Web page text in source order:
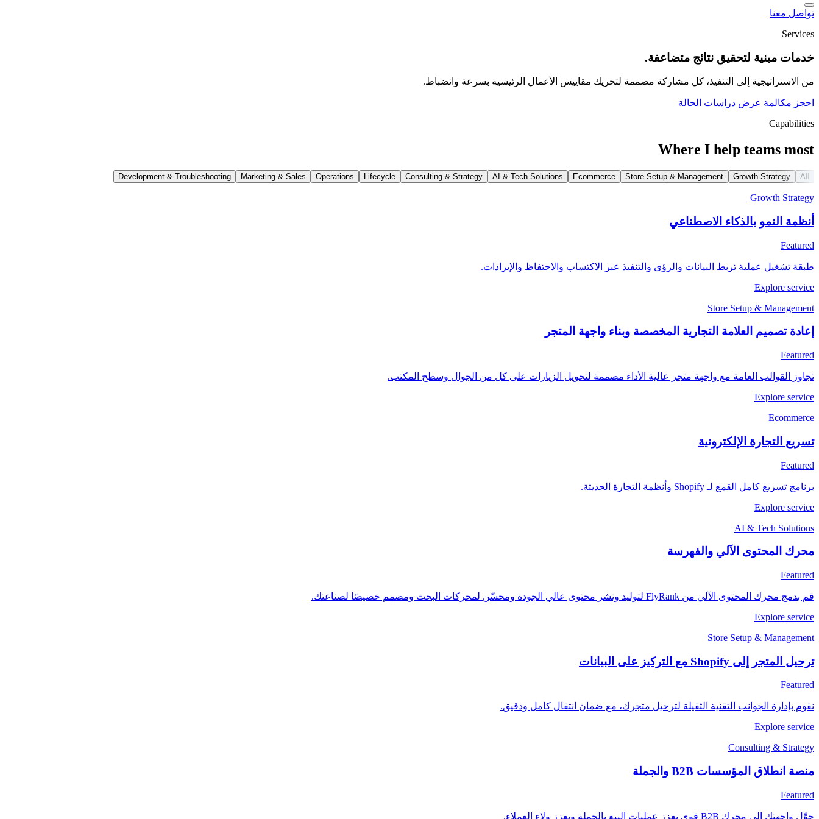
تواصل معنا
Services
خدمات مبنية لتحقيق نتائج متضاعفة.
من الاستراتيجية إلى التنفيذ، كل مشاركة مصممة لتحريك مقاييس الأعمال الرئيسية بسرعة وانضباط.
احجز مكالمة عرض دراسات الحالة
Capabilities
Where I help teams most
All
Growth Strategy
Store Setup & Management
Ecommerce
AI & Tech Solutions
Consulting & Strategy
Lifecycle
Operations
Marketing & Sales
Development & Troubleshooting
Growth Strategy
أنظمة النمو بالذكاء الاصطناعي
Featured
طبقة تشغيل عملية تربط البيانات والرؤى والتنفيذ عبر الاكتساب والاحتفاظ والإيرادات.
Explore service
Store Setup & Management
إعادة تصميم العلامة التجارية المخصصة وبناء واجهة المتجر
Featured
تجاوز القوالب العامة مع واجهة متجر عالية الأداء مصممة لتحويل الزيارات على كل من الجوال وسطح المكتب.
Explore service
Ecommerce
تسريع التجارة الإلكترونية
Featured
برنامج تسريع كامل القمع لـ Shopify وأنظمة التجارة الحديثة.
Explore service
AI & Tech Solutions
محرك المحتوى الآلي والفهرسة
Featured
قم بدمج محرك المحتوى الآلي من FlyRank لتوليد ونشر محتوى عالي الجودة ومحسّن لمحركات البحث ومصمم خصيصًا لصناعتك.
Explore service
Store Setup & Management
ترحيل المتجر إلى Shopify مع التركيز على البيانات
Featured
نقوم بإدارة الجوانب التقنية الثقيلة لترحيل متجرك، مع ضمان انتقال كامل ودقيق.
Explore service
Consulting & Strategy
منصة انطلاق المؤسسات B2B والجملة
Featured
حوِّل واجهتك إلى محرك B2B قوي يعزز عمليات البيع بالجملة ويعزز ولاء العملاء.